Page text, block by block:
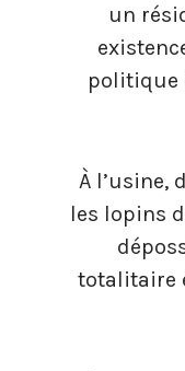
un
politique
À l’usine,
les lopins
totalitaire